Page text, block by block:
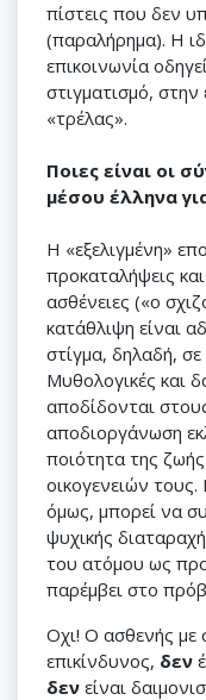
πίστεις που δεν
(παραλήρημα). Η
επικοινωνία
στιγματισμό,
«τρέλας».
Ποιες είναι οι
μέσου έλληνα
Η «εξελιγμένη»
προκαταλήψεις
ασθένειες («ο
κατάθλιψη είναι
στίγμα, δηλαδή,
Μυθολογικές και
αποδίδονται
αποδιοργάνωση
ποιότητα της
οικογενειών
όμως, μπορεί να
ψυχικής
του ατόμου ως
παρέμβει στο
Οχι! Ο ασθενής με
επικίνδυνος, δεν
δεν είναι